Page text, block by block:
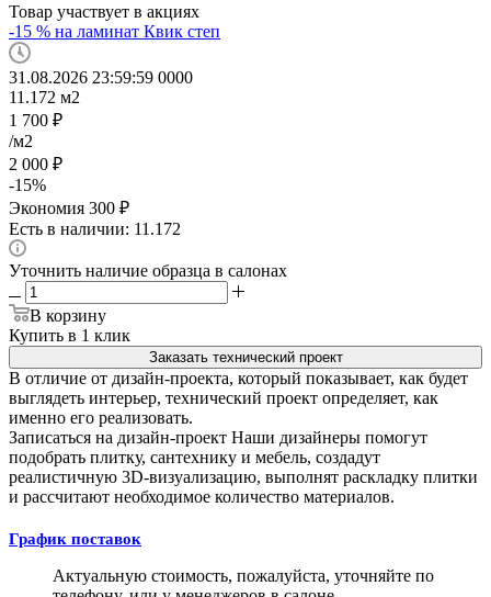
Товар участвует в акциях
-15 % на ламинат Квик степ
31.08.2026 23:59:59 0000
11.172 м2
1 700 ₽
/м2
2 000 ₽
-15%
Экономия 300 ₽
Есть в наличии: 11.172
Уточнить наличие образца в салонах
В корзину
Купить в 1 клик
Заказать технический проект
В отличие от дизайн-проекта, который показывает, как будет
выглядеть интерьер, технический проект определяет, как
именно его реализовать.
Записаться на дизайн-проект Наши дизайнеры помогут
подобрать плитку, сантехнику и мебель, создадут
реалистичную 3D-визуализацию, выполнят раскладку плитки
и рассчитают необходимое количество материалов.
График поставок
Актуальную стоимость, пожалуйста, уточняйте по